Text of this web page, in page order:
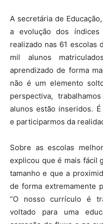
A secretária de
a evolução dos índices
realizado nas 61 escolas
mil alunos
aprendizado de forma
não é um elemento
perspectiva,
alunos estão inseridos.
e participarmos da
Sobre as escolas
explicou que é mais fácil
tamanho e que a
de forma extremamente
“O nosso currículo é
voltado para uma